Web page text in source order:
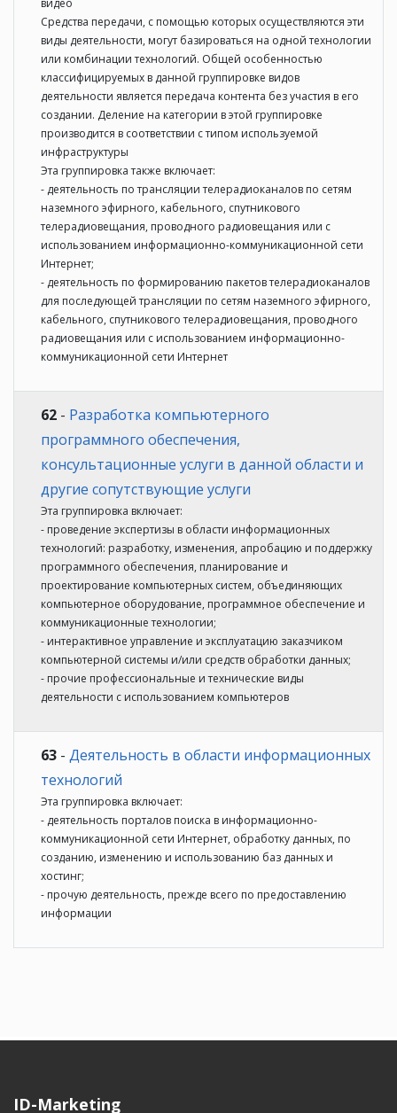
видео
Средства передачи, с помощью которых осуществляются эти
виды деятельности, могут базироваться на одной технологии
или комбинации технологий. Общей особенностью
классифицируемых в данной группировке видов
деятельности является передача контента без участия в его
создании. Деление на категории в этой группировке
производится в соответствии с типом используемой
инфраструктуры
Эта группировка также включает:
- деятельность по трансляции телерадиоканалов по сетям
наземного эфирного, кабельного, спутникового
телерадиовещания, проводного радиовещания или с
использованием информационно-коммуникационной сети
Интернет;
- деятельность по формированию пакетов телерадиоканалов
для последующей трансляции по сетям наземного эфирного,
кабельного, спутникового телерадиовещания, проводного
радиовещания или с использованием информационно-
коммуникационной сети Интернет
62 - Разработка компьютерного
программного обеспечения,
консультационные услуги в данной области и
другие сопутствующие услуги
Эта группировка включает:
- проведение экспертизы в области информационных
технологий: разработку, изменения, апробацию и поддержку
программного обеспечения, планирование и
проектирование компьютерных систем, объединяющих
компьютерное оборудование, программное обеспечение и
коммуникационные технологии;
- интерактивное управление и эксплуатацию заказчиком
компьютерной системы и/или средств обработки данных;
- прочие профессиональные и технические виды
деятельности с использованием компьютеров
63 - Деятельность в области информационных
технологий
Эта группировка включает:
- деятельность порталов поиска в информационно-
коммуникационной сети Интернет, обработку данных, по
созданию, изменению и использованию баз данных и
хостинг;
- прочую деятельность, прежде всего по предоставлению
информации
ID-Marketing